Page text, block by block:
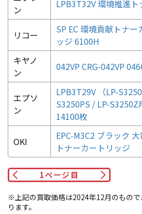
ン
LPB3T32V 環境推進ト
リコー
SP EC 環境貢献トナー
ッジ 6100H
キヤノ
ン
042VP CRG-042VP
エプソ
ン
LPB3T29V （LP-
S3250PS / LP-S3250Z
14100枚
OKI
EPC-M3C2 ブラック
トナーカートリッジ
1ページ目
※上記の買取価格は2024年12月のもの
ります。